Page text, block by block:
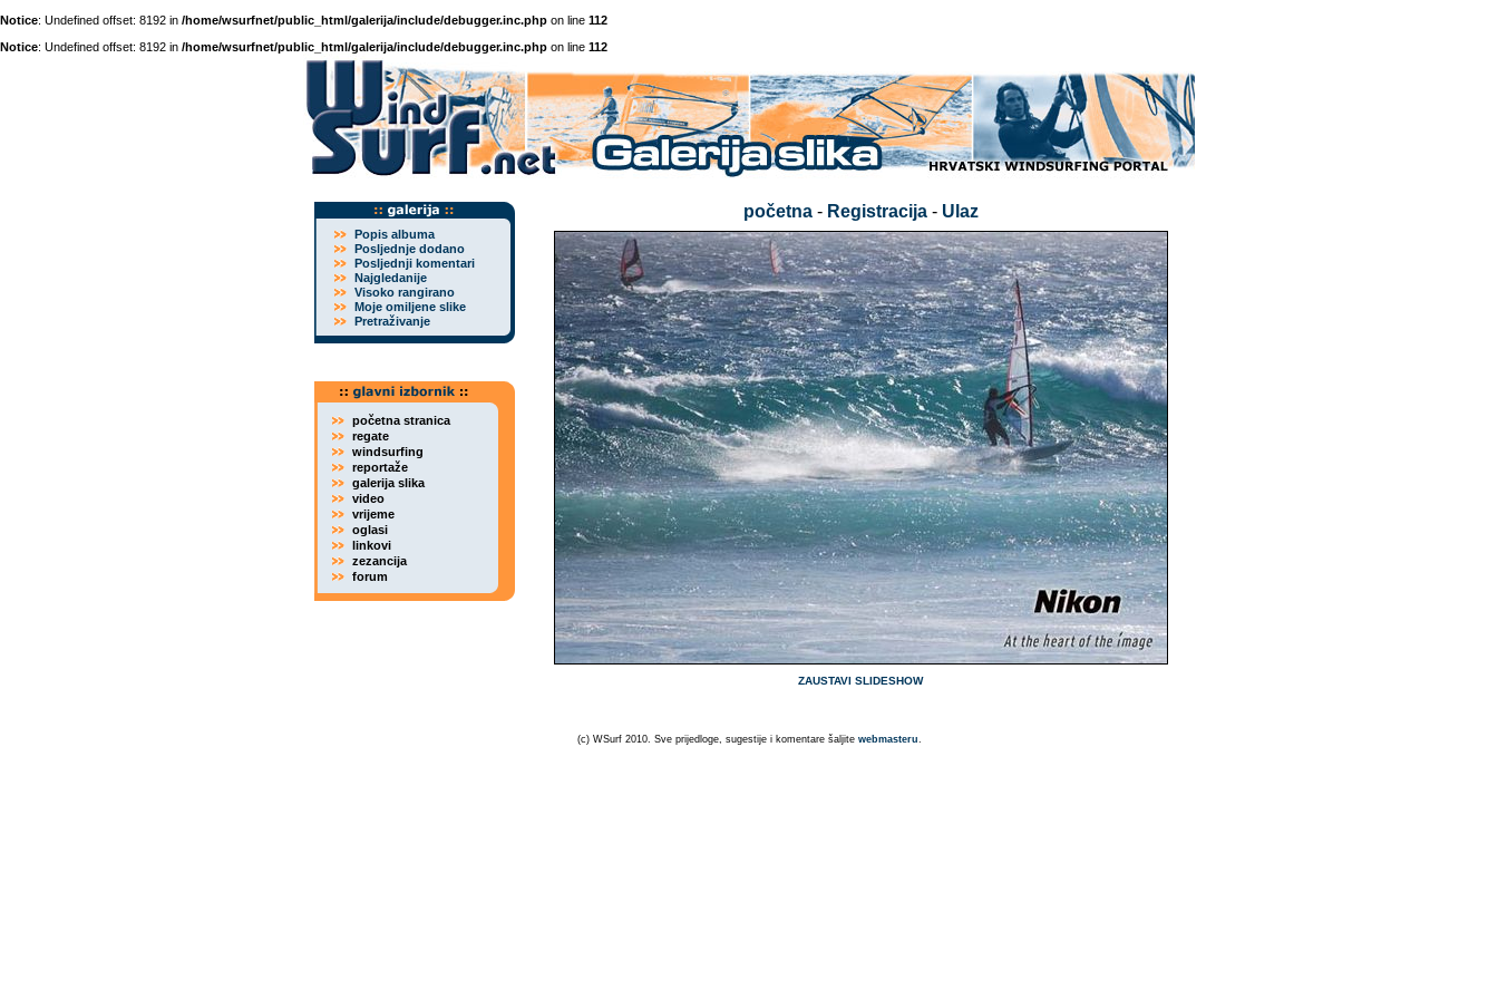
Notice: Undefined offset: 8192 in /home/wsurfnet/public_html/galerija/include/debugger.inc.php on line 112
Notice: Undefined offset: 8192 in /home/wsurfnet/public_html/galerija/include/debugger.inc.php on line 112
Popis albuma
Posljednje dodano
Posljednji komentari
Najgledanije
Visoko rangirano
Moje omiljene slike
Pretraživanje
početna stranica
regate
windsurfing
reportaže
galerija slika
video
vrijeme
oglasi
linkovi
zezancija
forum
početna- Registracija- Ulaz
ZAUSTAVI SLIDESHOW
(c) WSurf 2010. Sve prijedloge, sugestije i komentare šaljite webmasteru